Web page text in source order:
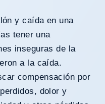
y caída en una
tener una
inseguras de la
a la caída.
compensación por
dolor y